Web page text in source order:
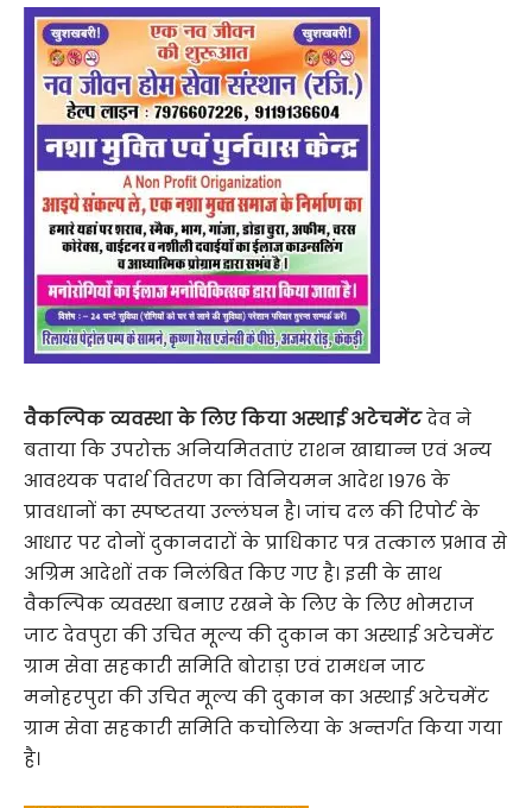
वैकल्पिक व्यवस्था के लिए किया अस्थाई अटेचमेंटदेव ने
बताया कि उपरोक्त अनियमितताएं राशन खाद्यान्न एवं अन्य
आवश्यक पदार्थ वितरण का विनियमन आदेश 1976 के
प्रावधानों का स्पष्टतया उल्लंघन है। जांच दल की रिपोर्ट के
आधार पर दोनों दुकानदारों के प्राधिकार पत्र तत्काल प्रभाव से
अग्रिम आदेशों तक निलंबित किए गए है। इसी के साथ
वैकल्पिक व्यवस्था बनाए रखने के लिए के लिए भोमराज
जाट देवपुरा की उचित मूल्य की दुकान का अस्थाई अटेचमेंट
ग्राम सेवा सहकारी समिति बोराड़ा एवं रामधन जाट
मनोहरपुरा की उचित मूल्य की दुकान का अस्थाई अटेचमेंट
ग्राम सेवा सहकारी समिति कचोलिया के अन्तर्गत किया गया
है।